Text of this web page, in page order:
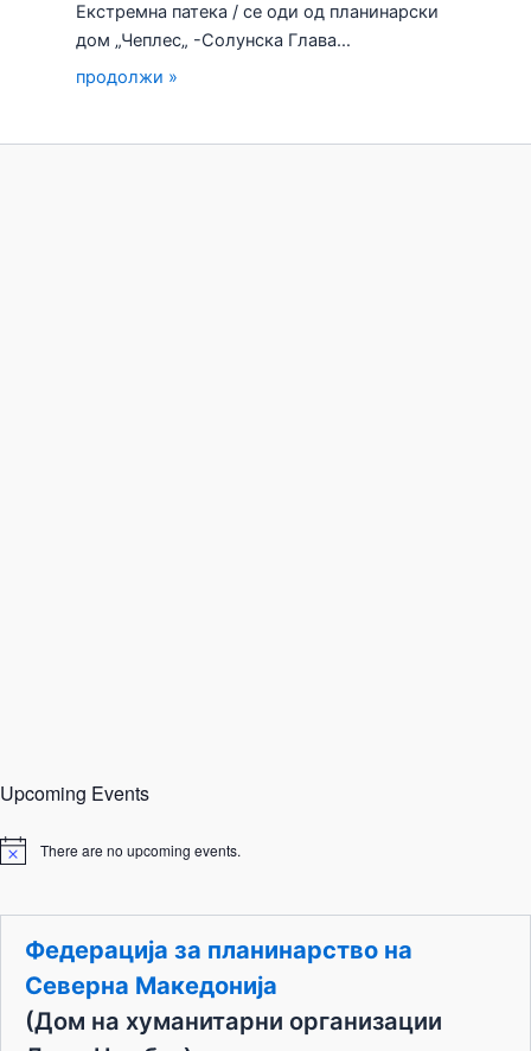
Екстремна патека / се оди од планинарски
дом „Чеплес„ -Солунска Глава…
продолжи »
Upcoming Events
N
i
There are no upcoming events.
Федерација за планинарство на
Северна Македонија
(Дом на хуманитарни организации